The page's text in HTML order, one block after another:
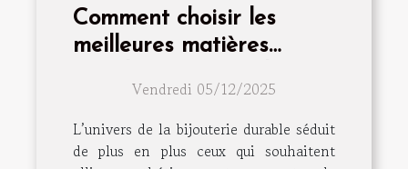
Comment choisir les
meilleures matières
Vendredi 05/12/2025
L’univers de la bijouterie durable séduit
de plus en plus ceux qui souhaitent